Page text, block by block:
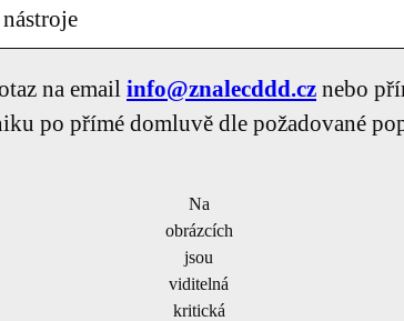
na email info@znalecddd.cz nebo
po přímé domluvě dle požadované
Na
obrázcích
jsou
viditelná
kritická